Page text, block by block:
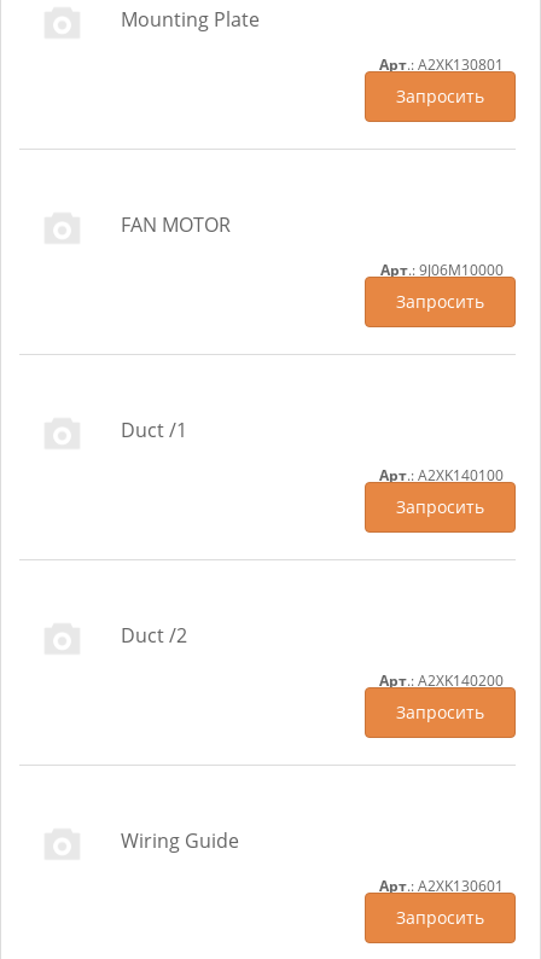
Mounting Plate
Арт.: A2XK130801
Запросить
FAN MOTOR
Арт.: 9J06M10000
Запросить
Duct /1
Арт.: A2XK140100
Запросить
Duct /2
Арт.: A2XK140200
Запросить
Wiring Guide
Арт.: A2XK130601
Запросить